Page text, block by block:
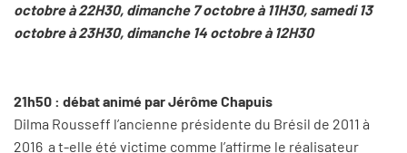
octobre à 22H30, dimanche 7 octobre à 11H30, samedi 13
octobre à 23H30, dimanche 14 octobre à 12H30
21h50 : débat animé par Jérôme Chapuis
Dilma Rousseff l’ancienne présidente du Brésil de 2011 à
2016 a t-elle été victime comme l’affirme le réalisateur